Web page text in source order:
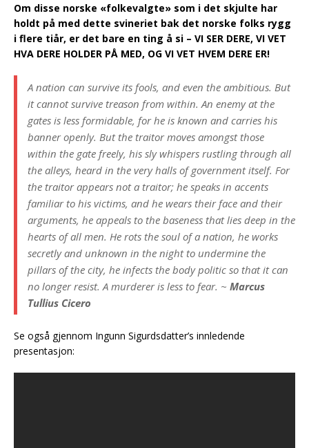
Om disse norske «folkevalgte» som i det skjulte har
holdt på med dette svineriet bak det norske folks rygg
i flere tiår, er det bare en ting å si – VI SER DERE, VI VET
HVA DERE HOLDER PÅ MED, OG VI VET HVEM DERE ER!
A nation can survive its fools, and even the ambitious. But
it cannot survive treason from within. An enemy at the
gates is less formidable, for he is known and carries his
banner openly. But the traitor moves amongst those
within the gate freely, his sly whispers rustling through all
the alleys, heard in the very halls of government itself. For
the traitor appears not a traitor; he speaks in accents
familiar to his victims, and he wears their face and their
arguments, he appeals to the baseness that lies deep in the
hearts of all men. He rots the soul of a nation, he works
secretly and unknown in the night to undermine the
pillars of the city, he infects the body politic so that it can
no longer resist. A murderer is less to fear. ~ Marcus
Tullius Cicero
Se også gjennom Ingunn Sigurdsdatter’s innledende
presentasjon: